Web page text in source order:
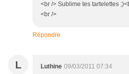
<br /> Sublime tes tartelettes
<br />
Répondre
L Luthine 09/03/2011 07:34